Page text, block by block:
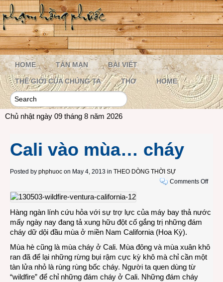
HOME TẢN MẠN BÀI VIẾT
THẾ GIỚI CỦA CHÚNG TA THƠ HOME
Chủ nhật ngày 09 tháng 8 năm 2026
Cali vào mùa… cháy
Posted by phphuoc on May 4, 2013 in THEO DÒNG THỜI SỰ
Comments Offon
Hàng ngàn lính cứu hỏa với sự trợ lực của máy bay thả nước
mấy ngày nay đang tả xung hữu đột cố gắng trị những đám
cháy dữ dội đầu mùa ở miền Nam California (Hoa Kỳ).
Mùa hè cũng là mùa cháy ở Cali. Mùa đông và mùa xuân khô
ran đã để lại những rừng bụi rậm cực kỳ khô mà chỉ cần một
tàn lửa nhỏ là rùng rùng bốc cháy. Người ta quen dùng từ
“wildfire” để chỉ những đám cháy ở Cali. Những đám cháy